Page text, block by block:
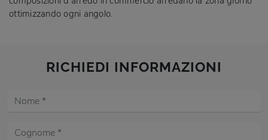
ottimizzando ogni angolo.
RICHIEDI INFORMAZIONI